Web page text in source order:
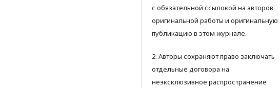
с обязательной ссылокой на авторов
оригинальной работы и оригинальную
публикацию в этом журнале.
2. Авторы сохраняют право заключать
отдельные договора на
неэксклюзивное распространение